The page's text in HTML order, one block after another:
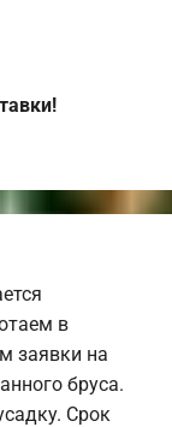
в
заявки на
бруса.
Срок